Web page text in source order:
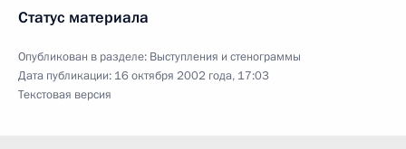
Статус материала
Опубликован в разделе: Выступления и стенограммы
Дата публикации: 16 октября 2002 года, 17:03
Текстовая версия